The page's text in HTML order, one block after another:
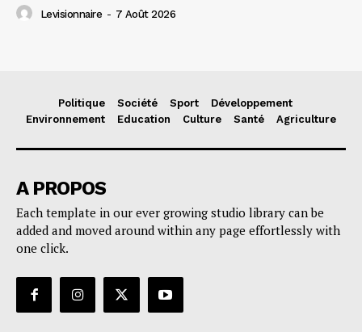
Levisionnaire - 7 Août 2026
Politique Société Sport
Développement
Environnement
Education Culture Santé Agriculture
A PROPOS
Each template in our ever growing studio library can be
added and moved around within any page effortlessly with
one click.